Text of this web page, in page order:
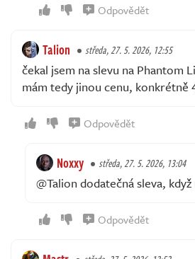
Odpovědět
Talion středa, 27. 5. 2026, 12:55
čekal jsem na slevu na Phantom
mám tedy jinou cenu, konkrétně
Odpovědět
Noxxy středa, 27. 5. 2026, 13:04
@Talion dodatečná sleva, když
Odpovědět